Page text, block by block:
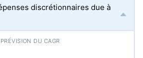
discrétionnaires due à